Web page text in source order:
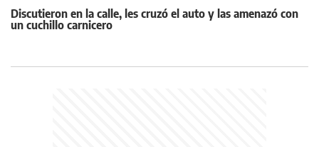
Discutieron en la calle, les cruzó el auto y las amenazó con
un cuchillo carnicero